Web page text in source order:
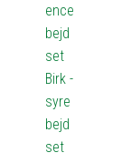
ence
bejd
set
Birk -
syre
bejd
set